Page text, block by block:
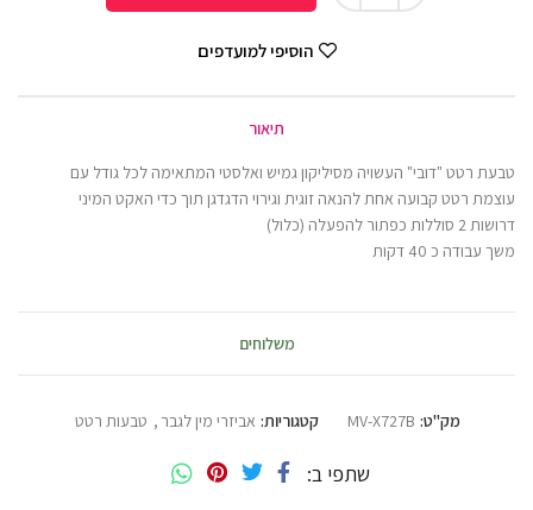
הוסיפי למועדפים
תיאור
טבעת רטט "דובי" העשויה מסיליקון גמיש ואלסטי המתאימה לכל גודל עם
עוצמת רטט קבועה אחת להנאה זוגית וגירוי הדגדגן תוך כדי האקט המיני
דרושות 2 סוללות כפתור להפעלה (כלול)
משך עבודה כ 40 דקות
משלוחים
מק"ט: MV-X727B קטגוריות: אביזרי מין לגבר , טבעות רטט
שתפי ב